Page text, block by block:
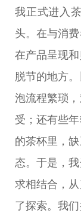
我正式进入
头。在与消
在产品呈现
脱节的地方
泡流程繁琐
受；还有些
的茶杯里，
态。于是，
求相结合，
了探索。我